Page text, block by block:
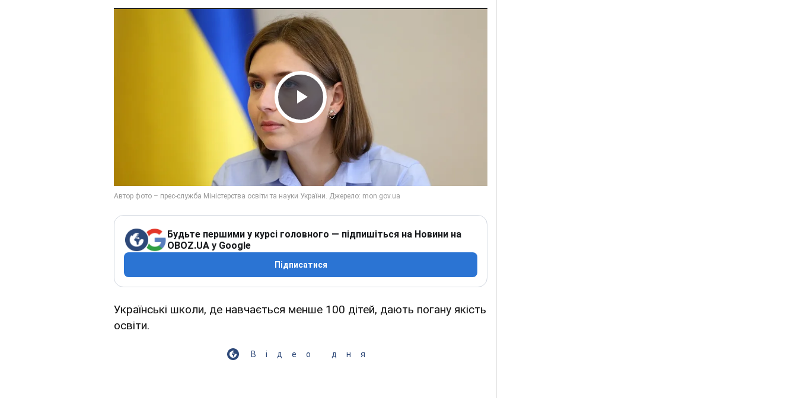
Play Video
Будьте першими у курсі головного — підпишіться на Новини на
OBOZ.UA у Google
Підписатися
Українські школи, де навчається менше 100 дітей, дають погану якість
освіти.
Відео дня